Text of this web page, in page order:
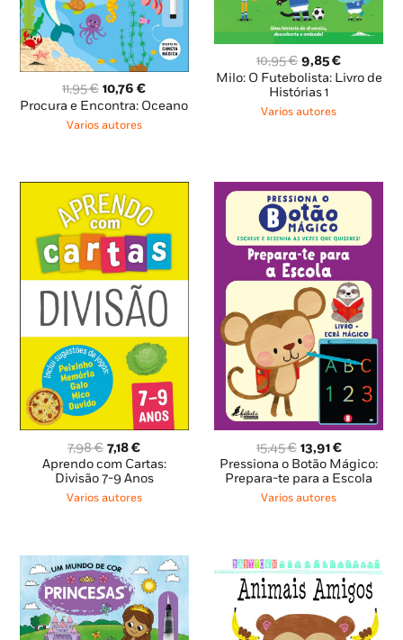
11,95€ O
preço
original
10,76€O
preço
Procura e Encontra: Oceano
Varios autores
10,95€ O
preço
original
era:
9,85€O
preço
Milo: O Futebolista: Livro de
Histórias 1
Varios autores
7,98€ O
preço
original
era:
7,18€O
preço
atual
é:
Aprendo com Cartas:
Divisão 7-9 Anos
Varios autores
15,45€ O
preço
original
era:
13,91€O
preço
atual
Pressiona o Botão Mágico:
Prepara-te para a Escola
Varios autores